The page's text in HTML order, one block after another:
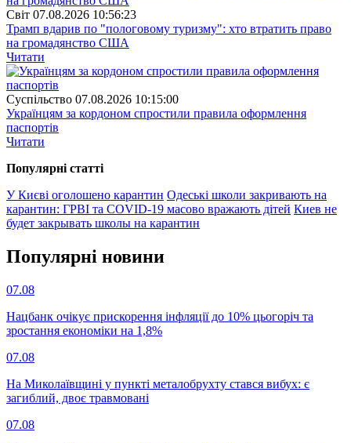
Свiт 07.08.2026 10:56:23
Трамп вдарив по "пологовому туризму": хто втратить право
на громадянство США
Читати
Суспiльство 07.08.2026 10:15:00
Українцям за кордоном спростили правила оформлення
паспортів
Читати
Популярнi статтi
У Києві оголошено карантин Одеські школи закривають на
карантин: ГРВІ та COVID-19 масово вражають дітей Киев не
будет закрывать школы на карантин
Популярнi новини
07.08
Нацбанк очікує прискорення інфляції до 10% цьогоріч та
зростання економіки на 1,8%
07.08
На Миколаївщині у пункті металобрухту стався вибух: є
загиблий, двоє травмовані
07.08